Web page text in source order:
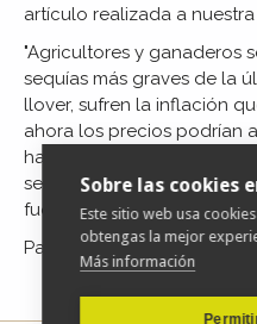
artículo realizada a
"Agricultores y ganaderos
sequías más graves de la
llover, sufren la inflación
ahora los precios podrían
haber menos producción,
serán más caros. Los
fuera de la agricultura o la
Para acceder al artículo
Sobre las cookies
Este sitio web usa
obtengas la mejor
Más información